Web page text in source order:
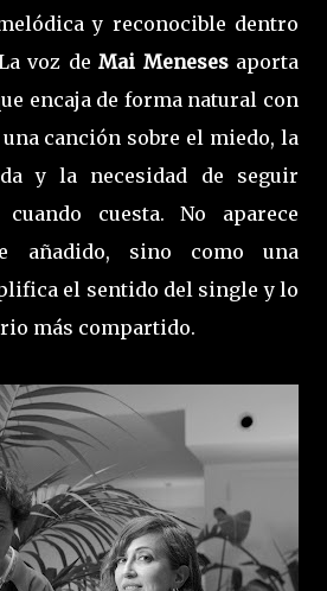
y reconocible dentro
voz de Mai Meneses aporta
encaja de forma natural con
canción sobre el miedo, la
y la necesidad de seguir
cuesta. No aparece
añadido, sino como una
el sentido del single y lo
más compartido.